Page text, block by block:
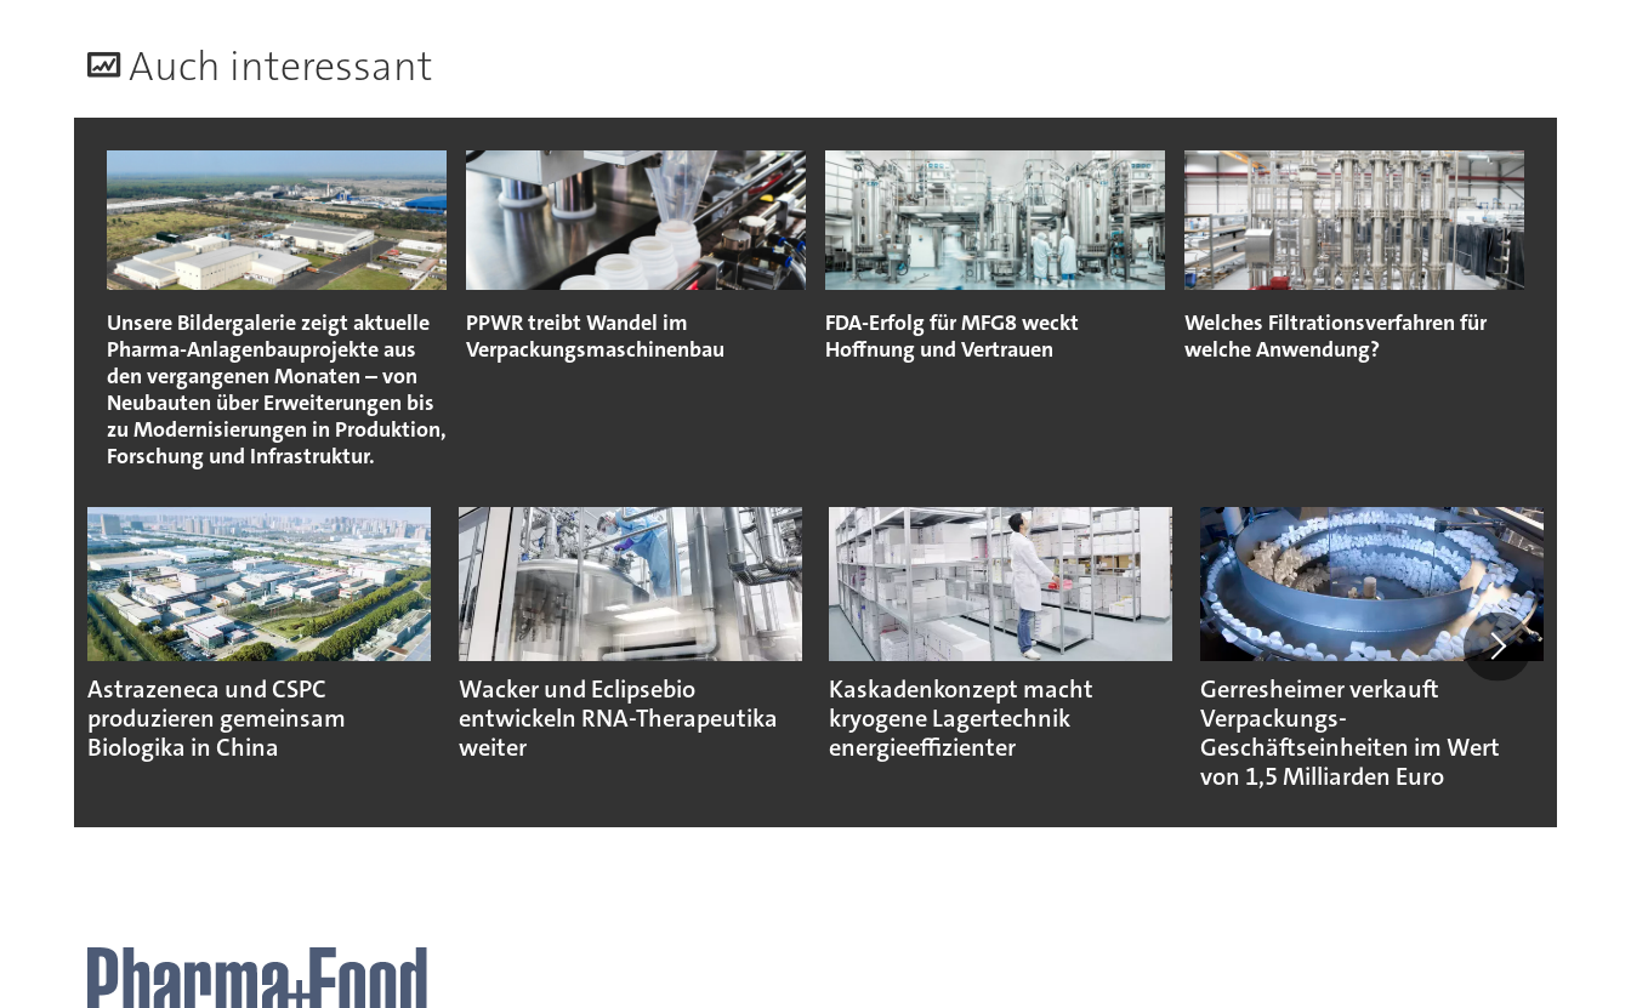
Auch interessant
Unsere Bildergalerie zeigt aktuelle
Pharma-Anlagenbauprojekte aus
den vergangenen Monaten – von
Neubauten über Erweiterungen bis
zu Modernisierungen in Produktion,
Forschung und Infrastruktur.
PPWR treibt Wandel im
Verpackungsmaschinenbau
FDA-Erfolg für MFG8 weckt
Hoffnung und Vertrauen
Welches Filtrationsverfahren für
welche Anwendung?
Astrazeneca und CSPC
produzieren gemeinsam
Biologika in China
Wacker und Eclipsebio
entwickeln RNA-Therapeutika
weiter
Kaskadenkonzept macht
kryogene Lagertechnik
energieeffizienter
Gerresheimer verkauft
Verpackungs-
Geschäftseinheiten im Wert
von 1,5 Milliarden Euro